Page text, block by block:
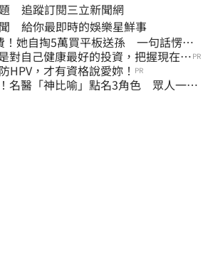
追蹤訂閱三立新聞網
給你最即時的娛樂星鮮事
！她自掏5萬買平板送孫 一句話愣原
對自己健康最好的投資，把握現在不 PR
HPV，才有資格說愛妳！ PR
名醫「神比喻」點名3角色 眾人一看